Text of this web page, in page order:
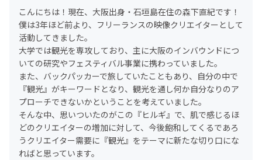
こんにちは！現在、大阪出身・石垣島在住の森下直紀です！
僕は3年ほど前より、フリーランスの映像クリエイターとして
活動してきました。
大学では観光を専攻しており、主に大阪のインバウンドにつ
いての研究やフェスティバル事業に携わっていました。
また、バックパッカーで旅していたこともあり、自分の中で
『観光』がキーワードとなり、観光を通し何か自分なりのア
プローチできないかということを考えていました。
そんな中、思いついたのがこの『ヒルギ』で、肌で感じるほ
どのクリエイターの増加に対して、今後飽和してくるであろ
うクリエイター需要に『観光』をテーマに新たな切り口にな
ればと思っています。